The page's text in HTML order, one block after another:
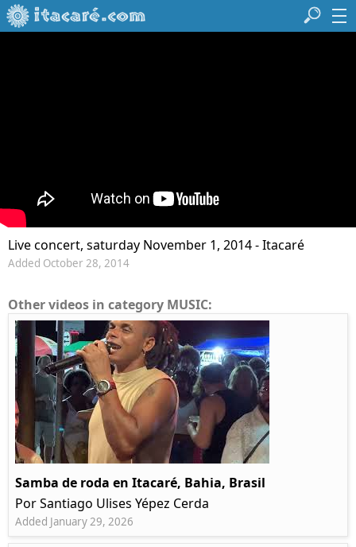
Live concert, saturday November 1, 2014 - Itacaré
Added October 28, 2014
Other videos in category MUSIC:
Samba de roda en Itacaré, Bahia, Brasil
Por Santiago Ulises Yépez Cerda
Added January 29, 2026